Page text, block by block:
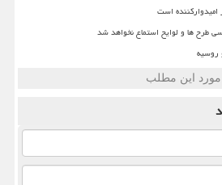
است
طرح ها و لوایح استماع نخواهد شد
روسیه
مورد این مطلب